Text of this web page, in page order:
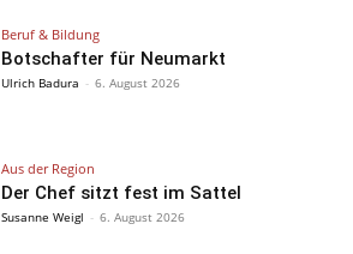
Beruf & Bildung
Botschafter für Neumarkt
Ulrich Badura - 6. August 2026
Aus der Region
Der Chef sitzt fest im Sattel
Susanne Weigl - 6. August 2026